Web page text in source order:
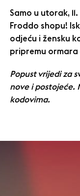
Samo u utorak,
Froddo shopu!
odjeću i žensku
pripremu ormara
Popust vrijedi za
nove i postojeće.
kodovima.